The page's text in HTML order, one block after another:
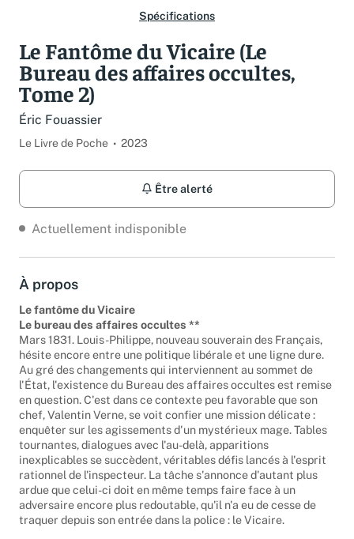
Le Fantôme du Vicaire (Le
Bureau des affaires occultes,
Tome 2)
Actuellement indisponible
À propos
Le fantôme du Vicaire
Le bureau des affaires occultes **
Mars 1831. Louis-Philippe, nouveau souverain des Français,
hésite encore entre une politique libérale et une ligne dure.
Au gré des changements qui interviennent au sommet de
l'État, l'existence du Bureau des affaires occultes est remise
en question. C'est dans ce contexte peu favorable que son
chef, Valentin Verne, se voit confier une mission délicate :
enquêter sur les agissements d'un mystérieux mage. Tables
tournantes, dialogues avec l'au-delà, apparitions
inexplicables se succèdent, véritables défis lancés à l'esprit
rationnel de l'inspecteur. La tâche s'annonce d'autant plus
ardue que celui-ci doit en même temps faire face à un
adversaire encore plus redoutable, qu'il n'a eu de cesse de
traquer depuis son entrée dans la police : le Vicaire.